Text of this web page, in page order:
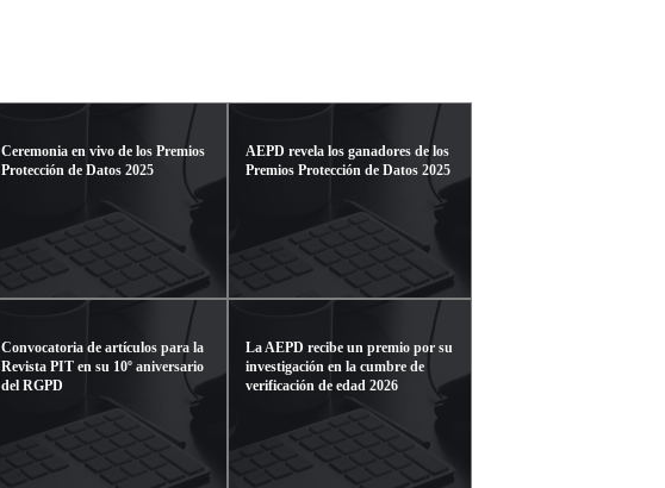
Ceremonia en vivo de los Premios
Protección de Datos 2025
Convocatoria de artículos para la
Revista PIT en su 10º aniversario
del RGPD
AEPD revela los ganadores de los
Premios Protección de Datos 2025
La AEPD recibe un premio por su
investigación en la cumbre de
verificación de edad 2026